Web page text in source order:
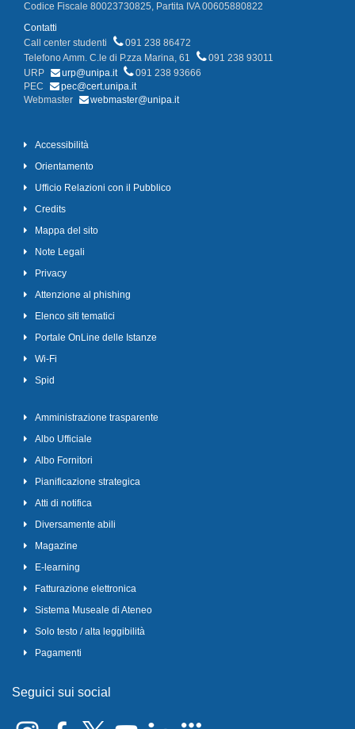
Codice Fiscale 80023730825, Partita IVA 00605880822
Contatti
Call center studenti
091 238 86472
Telefono Amm. C.le di P.zza Marina, 61
091 238 93011
URP
urp@unipa.it
091 238 93666
PEC
pec@cert.unipa.it
Webmaster
webmaster@unipa.it
Accessibilità
Orientamento
Ufficio Relazioni con il Pubblico
Credits
Mappa del sito
Note Legali
Privacy
Attenzione al phishing
Elenco siti tematici
Portale OnLine delle Istanze
Wi-Fi
Spid
Amministrazione trasparente
Albo Ufficiale
Albo Fornitori
Pianificazione strategica
Atti di notifica
Diversamente abili
Magazine
E-learning
Fatturazione elettronica
Sistema Museale di Ateneo
Solo testo / alta leggibilità
Pagamenti
Seguici sui social